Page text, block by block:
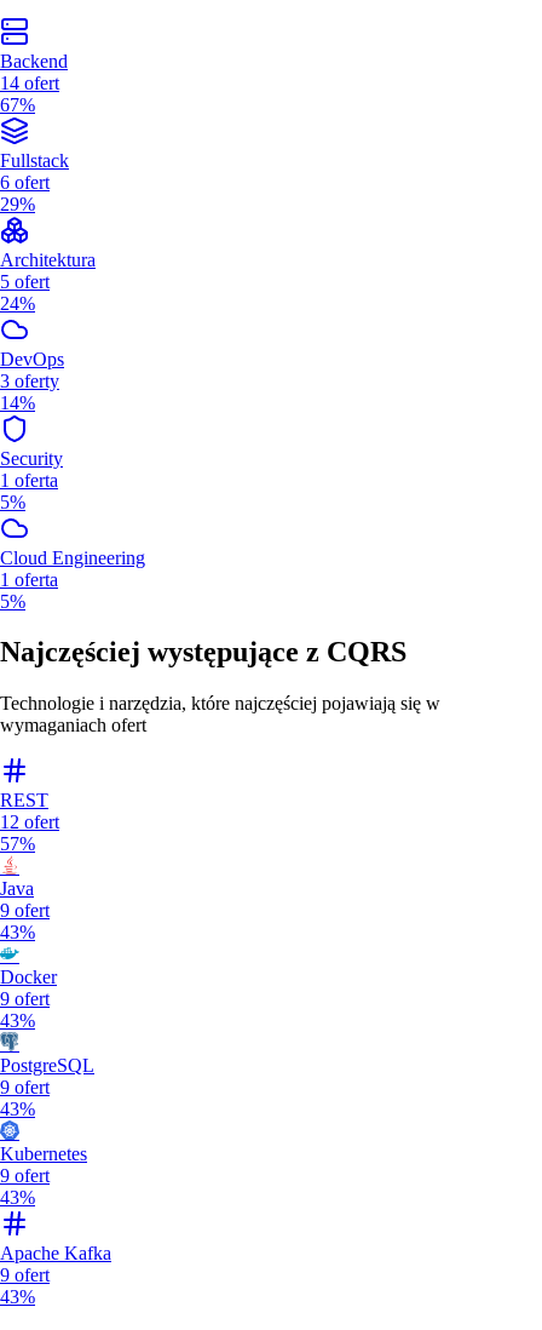
Backend
14 ofert
67%
Fullstack
6 ofert
29%
Architektura
5 ofert
24%
DevOps
3 oferty
14%
Security
1 oferta
5%
Cloud Engineering
1 oferta
5%
Najczęściej występujące z CQRS
Technologie i narzędzia, które najczęściej pojawiają się w
wymaganiach ofert
REST
12 ofert
57%
Java
9 ofert
43%
Docker
9 ofert
43%
PostgreSQL
9 ofert
43%
Kubernetes
9 ofert
43%
Apache Kafka
9 ofert
43%